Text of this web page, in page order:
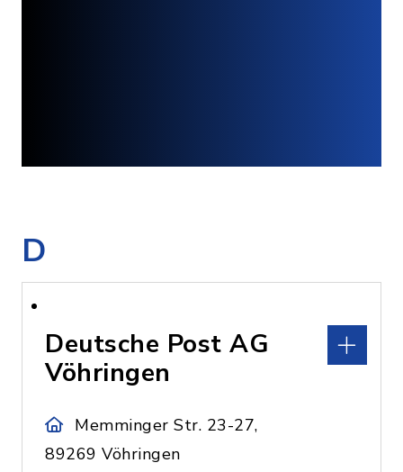
D
Deutsche Post AG
Vöhringen
Memminger Str. 23-27,
89269 Vöhringen